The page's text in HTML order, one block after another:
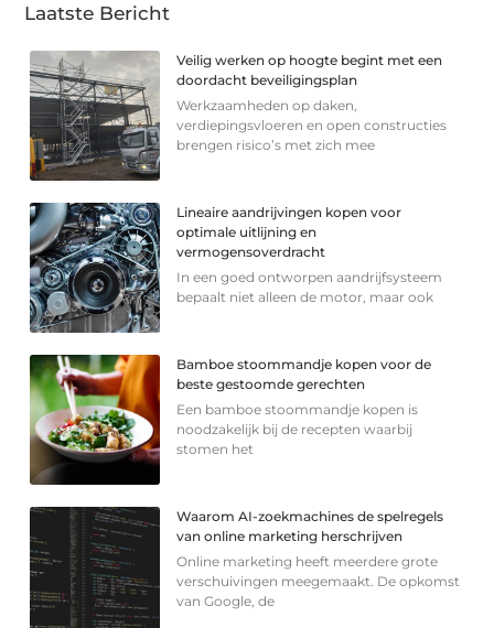
Laatste Bericht
Veilig werken op hoogte begint met een
doordacht beveiligingsplan
Werkzaamheden op daken,
verdiepingsvloeren en open constructies
brengen risico’s met zich mee
Lineaire aandrijvingen kopen voor
optimale uitlijning en
vermogensoverdracht
In een goed ontworpen aandrijfsysteem
bepaalt niet alleen de motor, maar ook
Bamboe stoommandje kopen voor de
beste gestoomde gerechten
Een bamboe stoommandje kopen is
noodzakelijk bij de recepten waarbij
stomen het
Waarom AI-zoekmachines de spelregels
van online marketing herschrijven
Online marketing heeft meerdere grote
verschuivingen meegemaakt. De opkomst
van Google, de